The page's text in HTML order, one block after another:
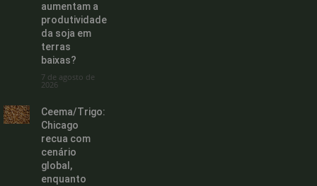
aumentam a
produtividade
da soja em
terras
baixas?
7 de agosto de
2026
Ceema/Trigo:
Chicago
recua com
cenário
global,
enquanto